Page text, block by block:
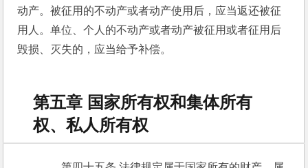
动产。被征用的不动产或者动产使用后，应当返还被征
用人。单位、个人的不动产或者动产被征用或者征用后
毁损、灭失的，应当给予补偿。
第五章 国家所有权和集体所有
权、私人所有权